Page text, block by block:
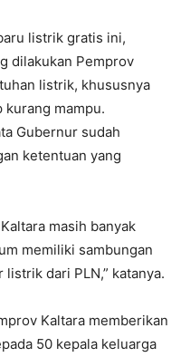
listrik gratis ini,
dilakukan Pemprov
listrik, khususnya
kurang mampu.
Gubernur sudah
ketentuan yang
masih banyak
memiliki sambungan
dari PLN,” katanya.
Kaltara memberikan
50 kepala keluarga